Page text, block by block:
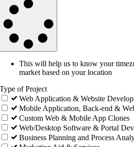
This will help us to know your
market based on your location
Type of Project
Web Application & Website
Mobile Application, Back-end &
Custom Web & Mobile App Clones
Web/Desktop Software & Portal
Business Planning and Process